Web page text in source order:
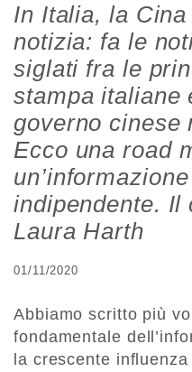
In Italia, la
notizia: fa le
siglati fra le
stampa italiane
governo cinese
Ecco una road
indipendente. Il
Laura Harth
01/11/2020
Abbiamo scritto più
fondamentale
la crescente